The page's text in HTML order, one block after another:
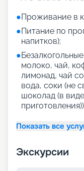
●Проживание в
●Питание по
напитков);
●
молоко, чай,
лимонад, чай
вода, соки (не
шоколад (в
приготовления))
Показать все
Экскурсии